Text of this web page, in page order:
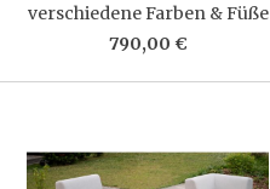
verschiedene Farben & Füße
790,00 €